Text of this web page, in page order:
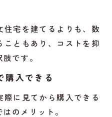
宅を建てるよりも、数
ともあり、コストを抑
です。
購入できる
に見てから購入できる
のメリット。